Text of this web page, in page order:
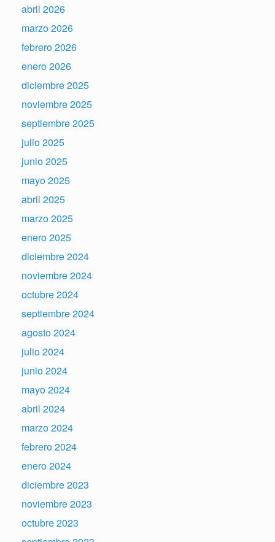
abril 2026
marzo 2026
febrero 2026
enero 2026
diciembre 2025
noviembre 2025
septiembre 2025
julio 2025
junio 2025
mayo 2025
abril 2025
marzo 2025
enero 2025
diciembre 2024
noviembre 2024
octubre 2024
septiembre 2024
agosto 2024
julio 2024
junio 2024
mayo 2024
abril 2024
marzo 2024
febrero 2024
enero 2024
diciembre 2023
noviembre 2023
octubre 2023